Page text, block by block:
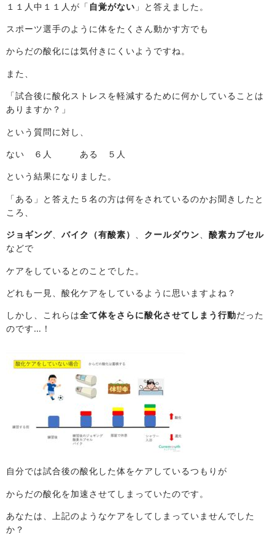
１１人中１１人が「 自覚がない 」と答えました。
スポーツ選手のように体をたくさん動かす方でも
からだの酸化には気付きにくいようですね。
また、
「試合後に酸化ストレスを軽減するために何かしていることは
ありますか？」
という質問に対し、
ない ６人 ある ５人
という結果になりました。
「ある」と答えた５名の方は何をされているのかお聞きしたと
ころ、
ジョギング バイク（有酸素） クールダウン
酸素カプセル
などで
ケアをしているとのことでした。
どれも一見、酸化ケアをしているように思いますよね？
しかし、これらは全て体をさらに酸化させてしまう行動だった
のです…！
自分では試合後の酸化した体をケアしているつもりが
からだの酸化を加速させてしまっていたのです。
あなたは、上記のようなケアをしてしまっていませんでした
か？